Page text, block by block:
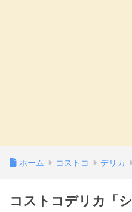
ホーム コストコ デリカ
コストコデリカ「